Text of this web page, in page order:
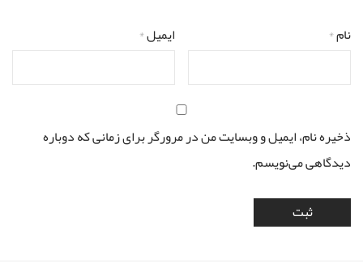
نام* ایمیل*
ذخیره نام، ایمیل و وبسایت من در مرورگر برای زمانی که دوباره
دیدگاهی می‌نویسم.